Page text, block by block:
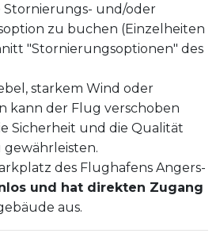
und/oder
zu buchen (Einzelheiten
"Stornierungsoptionen" des
starkem Wind oder
kann der Flug verschoben
Sicherheit und die Qualität
des Flughafens Angers-
und hat direkten Zugang
aus.